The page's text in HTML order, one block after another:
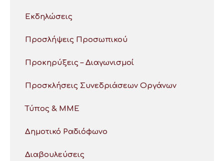
Εκδηλώσεις
Προσλήψεις Προσωπικού
Προκηρύξεις – Διαγωνισμοί
Προσκλήσεις Συνεδριάσεων Οργάνων
Τύπος & ΜΜΕ
Δημοτικό Ραδιόφωνο
Διαβουλεύσεις